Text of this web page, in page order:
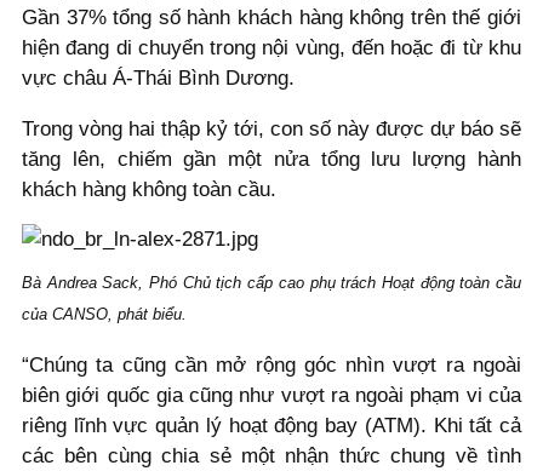
Gần 37% tổng số hành khách hàng không trên thế giới
hiện đang di chuyển trong nội vùng, đến hoặc đi từ khu
vực châu Á-Thái Bình Dương.
Trong vòng hai thập kỷ tới, con số này được dự báo sẽ
tăng lên, chiếm gần một nửa tổng lưu lượng hành
khách hàng không toàn cầu.
Bà Andrea Sack, Phó Chủ tịch cấp cao phụ trách Hoạt động toàn cầu
của CANSO, phát biểu.
“Chúng ta cũng cần mở rộng góc nhìn vượt ra ngoài
biên giới quốc gia cũng như vượt ra ngoài phạm vi của
riêng lĩnh vực quản lý hoạt động bay (ATM). Khi tất cả
các bên cùng chia sẻ một nhận thức chung về tình